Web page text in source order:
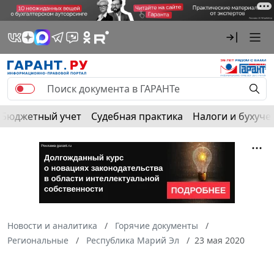
Бюджетный учет Судебная практика Налоги и
Новости и аналитика
Горячие документы
Региональные
Республика Марий Эл 23 мая 2020